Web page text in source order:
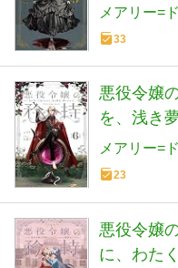
ベル)
メアリー=
33
悪役令嬢
を、浅き
ノベル)
メアリー=
23
悪役令嬢
に、わた